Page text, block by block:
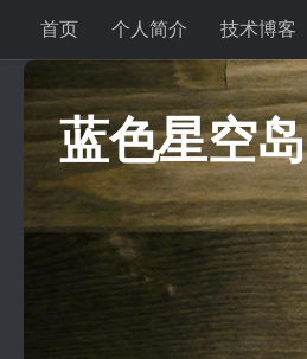
跳至内容
首页 个人简介 技术博客
蓝色星空岛